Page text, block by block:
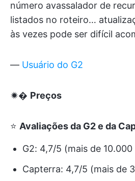
número avassalador de
listados no roteiro…
às vezes pode ser difícil
— Usuário do G2
🟒� Preços
⭐ Avaliações da G2 e da
G2: 4,7/5 (mais de 10.000
Capterra: 4,7/5 (mais de